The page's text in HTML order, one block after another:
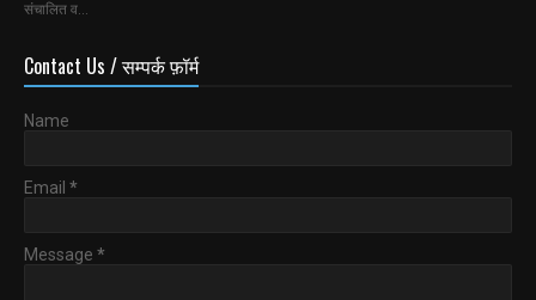
संचालित व…
Contact Us / सम्पर्क फ़ॉर्म
Name
Email *
Message *